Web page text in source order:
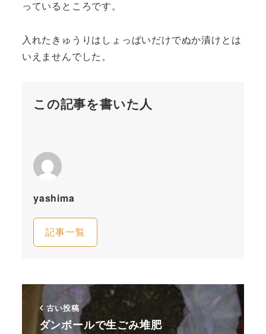
っているところです。
入れたきゅうりはしょっぱいだけでぬか漬けとは
いえませんでした。
この記事を書いた人
yashima
記事一覧
古い投稿
ダンボールで生ごみ堆肥